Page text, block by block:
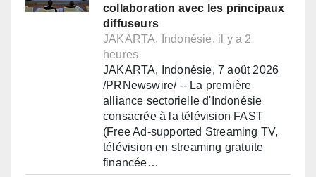
collaboration avec les principaux
diffuseurs
JAKARTA, Indonésie, il y a 2
heures
JAKARTA, Indonésie, 7 août 2026
/PRNewswire/ -- La première
alliance sectorielle d'Indonésie
consacrée à la télévision FAST
(Free Ad-supported Streaming TV,
télévision en streaming gratuite
financée…